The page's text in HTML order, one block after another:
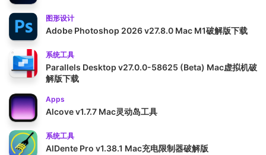
图形设计
Adobe Photoshop 2026 v27.8.0 Mac M1破解版下载
系统工具
Parallels Desktop v27.0.0-58625 (Beta) Mac虚拟机破
解版下载
Apps
Alcove v1.7.7 Mac灵动岛工具
系统工具
AlDente Pro v1.38.1 Mac充电限制器破解版